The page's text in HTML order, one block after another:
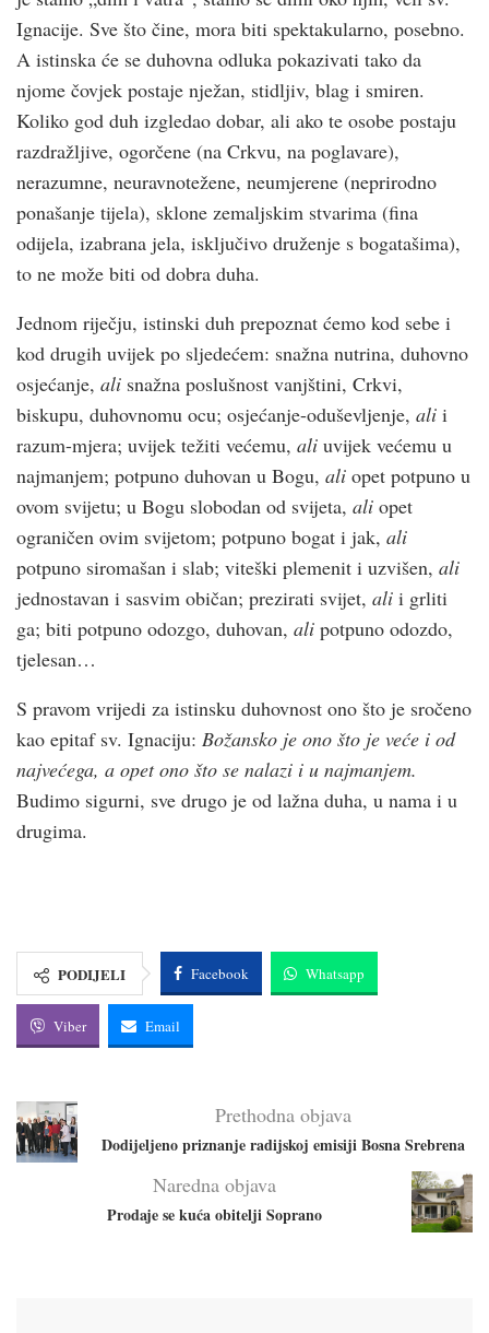
Ignacije. Sve što čine, mora biti spektakularno, posebno.
A istinska će se duhovna odluka pokazivati tako da
njome čovjek postaje nježan, stidljiv, blag i smiren.
Koliko god duh izgledao dobar, ali ako te osobe postaju
razdražljive, ogorčene (na Crkvu, na poglavare),
nerazumne, neuravnotežene, neumjerene (neprirodno
ponašanje tijela), sklone zemaljskim stvarima (fina
odijela, izabrana jela, isključivo druženje s bogatašima),
to ne može biti od dobra duha.
Jednom riječju, istinski duh prepoznat ćemo kod sebe i
kod drugih uvijek po sljedećem: snažna nutrina, duhovno
osjećanje, ali snažna poslušnost vanjštini, Crkvi,
biskupu, duhovnomu ocu; osjećanje-oduševljenje, ali i
razum-mjera; uvijek težiti većemu, ali uvijek većemu u
najmanjem; potpuno duhovan u Bogu, ali opet potpuno u
ovom svijetu; u Bogu slobodan od svijeta, ali opet
ograničen ovim svijetom; potpuno bogat i jak, ali
potpuno siromašan i slab; viteški plemenit i uzvišen, ali
jednostavan i sasvim običan; prezirati svijet, ali i grliti
ga; biti potpuno odozgo, duhovan, ali potpuno odozdo,
tjelesan…
S pravom vrijedi za istinsku duhovnost ono što je sročeno
kao epitaf sv. Ignaciju: Božansko je ono što je veće i od
najvećega, a opet ono što se nalazi i u najmanjem.
Budimo sigurni, sve drugo je od lažna duha, u nama i u
drugima.
PODIJELI Facebook Whatsapp
Viber Email
Prethodna objava
Dodijeljeno priznanje radijskoj emisiji Bosna Srebrena
Naredna objava
Prodaje se kuća obitelji Soprano